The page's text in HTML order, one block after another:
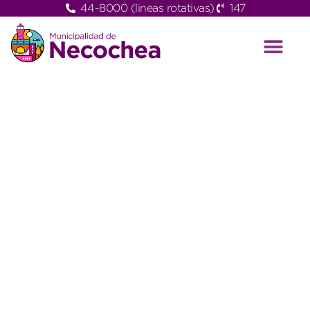
44-8000 (lineas rotativas) 147